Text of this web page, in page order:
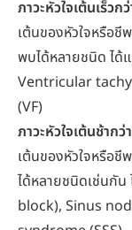
ภาวะหัวใจเต้นเร็ว
เต้นของหัวใจหรือ
พบได้หลายชนิด ไ
Ventricular
(VF)
ภาวะหัวใจเต้นช้า
เต้นของหัวใจหรือ
ได้หลายชนิดเช่นกั
block), Sinus